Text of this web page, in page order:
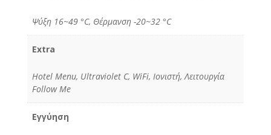
Ψύξη 16~49 °C, Θέρμανση -20~32 °C
Extra
Hotel Menu, Ultraviolet C, WiFi, Ιονιστή, Λειτουργία
Follow Me
Εγγύηση